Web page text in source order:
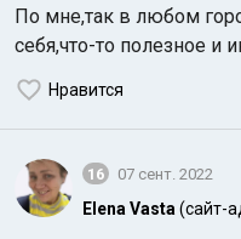
По мне,так в любом
себя,что-то полезное и
Нравится
16 07 сент. 2022
Elena Vasta (сайт-